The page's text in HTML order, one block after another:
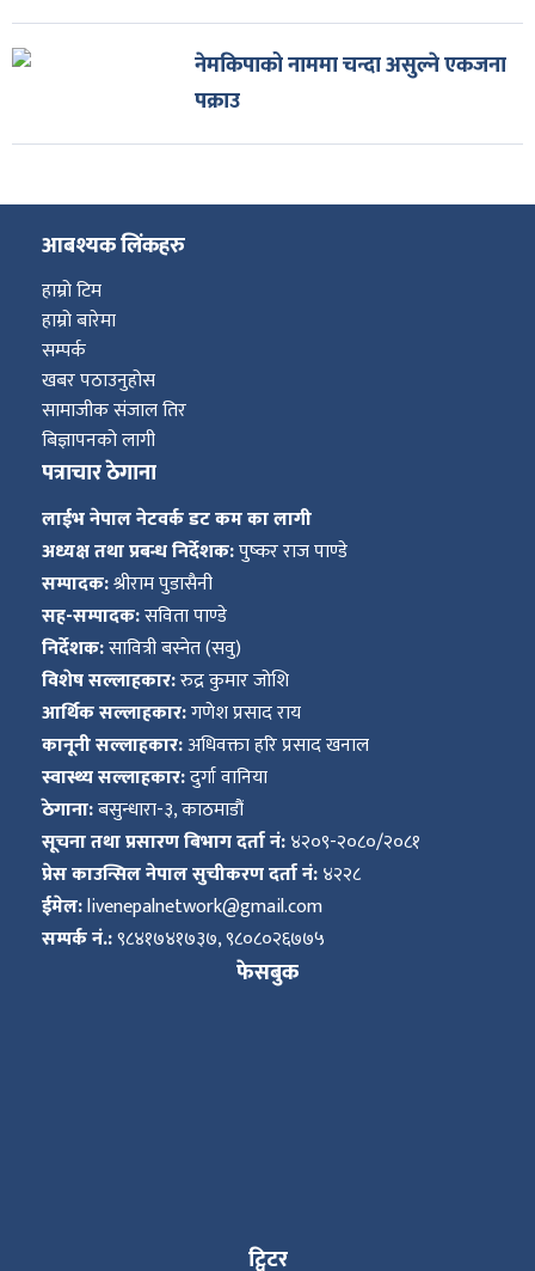
नेमकिपाको नाममा चन्दा असुल्ने एकजना
पक्राउ
आबश्यक लिंकहरु
हाम्रो टिम
हाम्रो बारेमा
सम्पर्क
खबर पठाउनुहोस
सामाजीक संजाल तिर
बिज्ञापनको लागी
पत्राचार ठेगाना
लाईभ नेपाल नेटवर्क डट कम का लागी
अध्यक्ष तथा प्रबन्ध निर्देशक:पुष्कर राज पाण्डे
सम्पादक:श्रीराम पुडासैनी
सह-सम्पादक:सविता पाण्डे
निर्देशक:सावित्री बस्नेत (सवु)
विशेष सल्लाहकार:रुद्र कुमार जोशि
आर्थिक सल्लाहकार:गणेश प्रसाद राय
कानूनी सल्लाहकार:अधिवक्ता हरि प्रसाद खनाल
स्वास्थ्य सल्लाहकार:दुर्गा वानिया
ठेगाना:बसुन्धारा-३, काठमाडौं
सूचना तथा प्रसारण बिभाग दर्ता नं:४२०९-२०८०/२०८१
प्रेस काउन्सिल नेपाल सुचीकरण दर्ता नं:४२२८
ईमेल:livenepalnetwork@gmail.com
सम्पर्क नं.:९८४१७४१७३७, ९८०८०२६७७५
फेसबुक
ट्विटर